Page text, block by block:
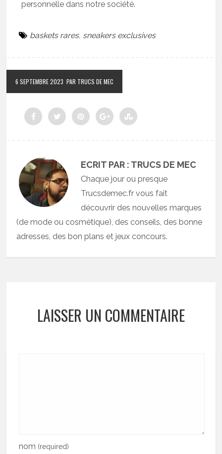
personnelle dans notre société.
baskets rares, sneakers exclusives
6 SEPTEMBRE 2023 PAR TRUCS DE MEC
ECRIT PAR : TRUCS DE MEC
Chaque jour ou presque
Trucsdemec.fr vous fait
découvrir des nouvelles marques
(de mode ou cosmétique), des conseils, des bonne
adresses, des bon plans et jeux concours.
LAISSER UN COMMENTAIRE
nom (required)